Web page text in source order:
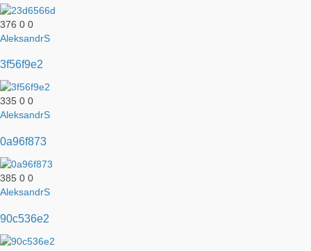
376 0 0
AleksandrS
3f56f9e2
335 0 0
AleksandrS
0a96f873
385 0 0
AleksandrS
90c536e2